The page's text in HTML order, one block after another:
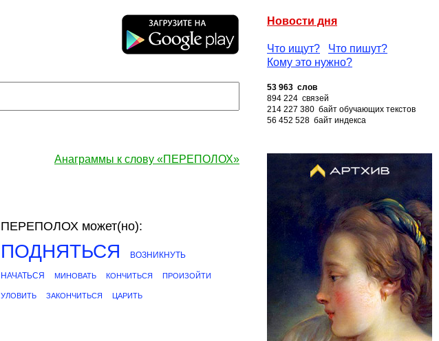
Новости дня
Что ищут?
Что пишут?
Кому это нужно?
53 963 слов
894 224 связей
214 227 380 байт обучающих текстов
56 452 528 байт индекса
Анаграммы к слову «ПЕРЕПОЛОХ»
ПЕРЕПОЛОХ может(но):
ПОДНЯТЬСЯ ВОЗНИКНУТЬ
НАЧАТЬСЯ МИНОВАТЬ КОНЧИТЬСЯ ПРОИЗОЙТИ
УЛОВИТЬ ЗАКОНЧИТЬСЯ ЦАРИТЬ